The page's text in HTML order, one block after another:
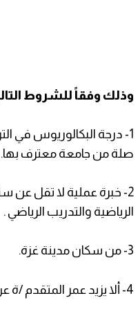
وذلك وفقاً للشروط
1- درجة البكالوريوس في
صلة من جامعة معترف بها.
2- خبرة عملية لا تقل عن
الرياضية والتدريب الرياضي .
3- من سكان مدينة غزة.
4- ألا يزيد عمر المتقدم /ة عن 30 سنة.